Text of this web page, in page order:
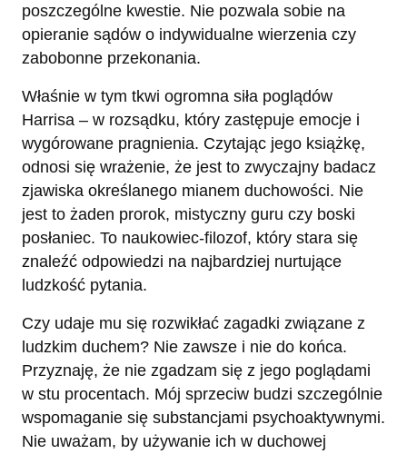
poszczególne kwestie. Nie pozwala sobie na
opieranie sądów o indywidualne wierzenia czy
zabobonne przekonania.
Właśnie w tym tkwi ogromna siła poglądów
Harrisa – w rozsądku, który zastępuje emocje i
wygórowane pragnienia. Czytając jego książkę,
odnosi się wrażenie, że jest to zwyczajny badacz
zjawiska określanego mianem duchowości. Nie
jest to żaden prorok, mistyczny guru czy boski
posłaniec. To naukowiec-filozof, który stara się
znaleźć odpowiedzi na najbardziej nurtujące
ludzkość pytania.
Czy udaje mu się rozwikłać zagadki związane z
ludzkim duchem? Nie zawsze i nie do końca.
Przyznaję, że nie zgadzam się z jego poglądami
w stu procentach. Mój sprzeciw budzi szczególnie
wspomaganie się substancjami psychoaktywnymi.
Nie uważam, by używanie ich w duchowej